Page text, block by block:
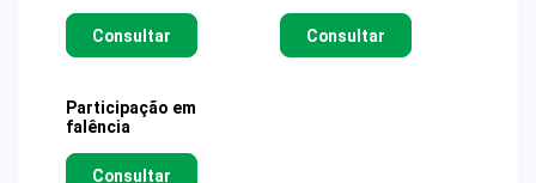
Consultar Consultar
Participação em
falência
Consultar